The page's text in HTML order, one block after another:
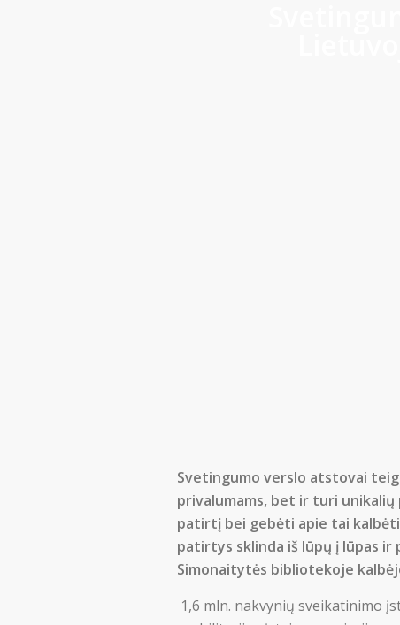
Svetingumo verslo atstovai
privalumams, bet ir turi
patirtį bei gebėti apie tai
patirtys sklinda iš lūpų į lūpas ir
Simonaitytės bibliotekoje
1,6 mln. nakvynių sveikatinimo